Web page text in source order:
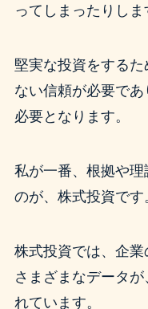
ってしまったりしま
堅実な投資をする
ない信頼が必要で
必要となります。
私が一番、根拠や
のが、株式投資です
株式投資では、企業
さまざまなデータ
れています。